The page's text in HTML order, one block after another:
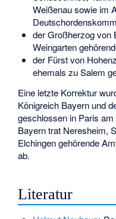
Weißenau sowie im
der Großherzog von
Weingarten
der Fürst von
ehemals zu Salem
Eine letzte Korrektur
Königreich Bayern und
geschlossen in Paris
Bayern trat Neresheim,
Elchingen gehörende
ab.
Literatur